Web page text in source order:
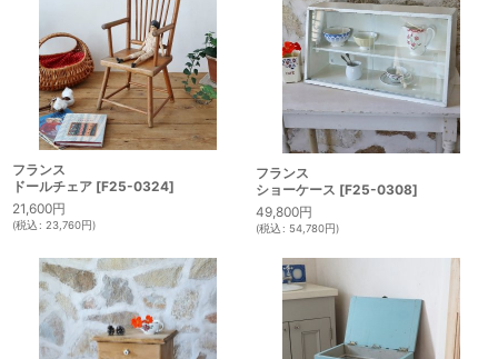
フランス
ドールチェア [F25-0324]
21,600円
(税込: 23,760円)
フランス
ショーケース [F25-0308]
49,800円
(税込: 54,780円)